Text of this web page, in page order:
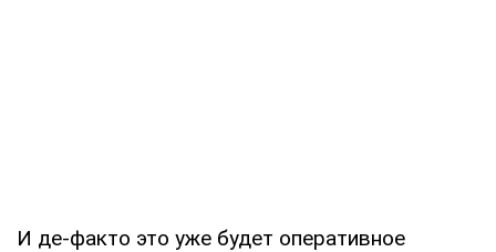
И де-факто это уже будет оперативное